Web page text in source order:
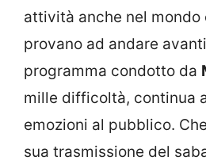
attività anche nel
provano ad andare
programma condotto da
mille difficoltà, continua
emozioni al pubblico.
sua trasmissione del